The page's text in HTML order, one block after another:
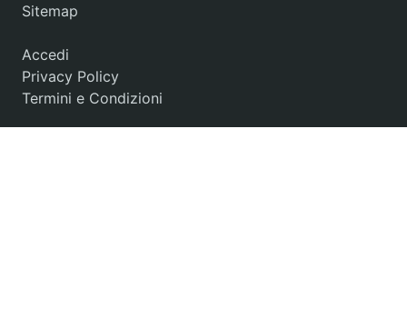
Sitemap
Accedi
Privacy Policy
Termini e Condizioni